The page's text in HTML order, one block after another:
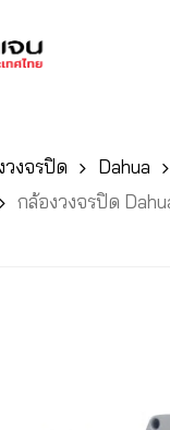
วงจรปิด Dahua
กล้องวงจรปิด